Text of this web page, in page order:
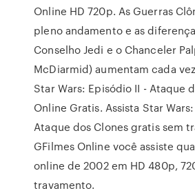
Online HD 720p. As Guerras
pleno andamento e as
Conselho Jedi e o Chanceler
McDiarmid) aumentam cada
Star Wars: Episódio II - Ataque
Online Gratis. Assista Star
Ataque dos Clones gratis sem
GFilmes Online você assiste
online de 2002 em HD 480p,
travamento.